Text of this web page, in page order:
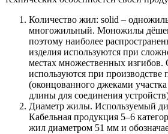
Количество жил: solid –
многожильный. Моножилы
поэтому наиболее
изделия используются при
местах множественных
используются при производстве
(оконцованного джеками участка
длины для соединения
Диаметр жилы. Используемый
Кабельная продукция 5–6
жил диаметром 51 мм и